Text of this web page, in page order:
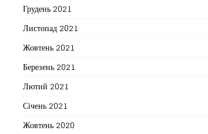
Грудень 2021
Листопад 2021
Жовтень 2021
Березень 2021
Лютий 2021
Січень 2021
Жовтень 2020